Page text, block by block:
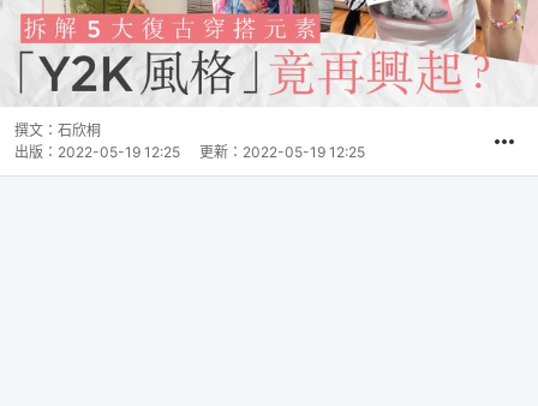
撰文： 石欣桐
出版： 2022-05-19 12:25 更新： 2022-05-19 12:25